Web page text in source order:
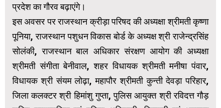
प्रदेश का गौरव बढ़ाएंगे।
इस अवसर पर राजस्थान क्रीड़ा परिषद की अध्यक्षा श्रीमती कृष्णा
पूनिया, राजस्थान पशुधन विकास बोर्ड के अध्यक्ष श्री राजेन्द्रसिंह
सोलंकी, राजस्थान बाल अधिकार संरक्षण आयोग की अध्यक्षा
श्रीमती संगीता बेनीवाल, शहर विधायक श्रीमती मनीषा पंवार,
विधायक श्री संयम लोढ़ा, महापौर श्रीमती कुन्ती देवड़ा परिहार,
जिला कलक्टर श्री हिमांशु गुप्ता, पुलिस आयुक्त श्री रविदत्त गौड़